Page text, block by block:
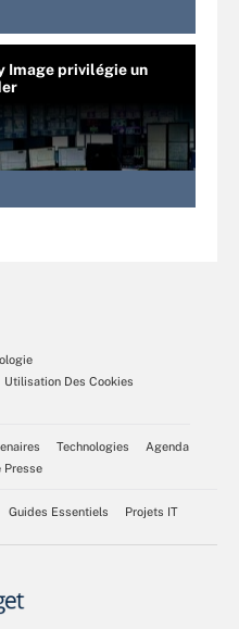
Image privilégie un
Utilisation Des Cookies
Technologies
Agenda
Presse
Guides Essentiels Projets IT